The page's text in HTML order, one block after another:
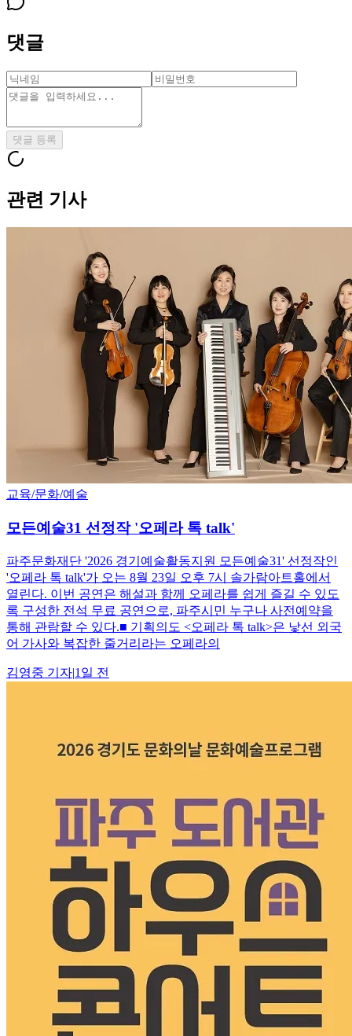
댓글
댓글 등록
관련 기사
교육/문화/예술
모든예술31 선정작 '오페라 톡 talk'
파주문화재단 '2026 경기예술활동지원 모든예술31' 선정작인
'오페라 톡 talk'가 오는 8월 23일 오후 7시 솔가람아트홀에서
열린다. 이번 공연은 해설과 함께 오페라를 쉽게 즐길 수 있도
록 구성한 전석 무료 공연으로, 파주시민 누구나 사전예약을
통해 관람할 수 있다.■ 기획의도 <오페라 톡 talk>은 낯선 외국
어 가사와 복잡한 줄거리라는 오페라의
김영중 기자|1일 전